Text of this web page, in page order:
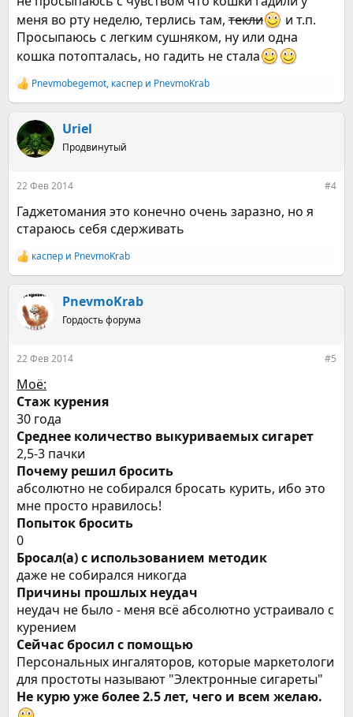
меня во рту неделю, терлись там, текли
и т.п.
Просыпаюсь с легким сушняком, ну или одна
кошка потопталась, но гадить не стала
Р
е
к
ц
и
Pnevmobegemot, каспер и PnevmoKrab
Uriel
Продвинутый
22 Фев 2014 #4
Гаджетомания это конечно очень заразно, но я
стараюсь себя сдерживать
Р
е
ц
каспер и PnevmoKrab
PnevmoKrab
Гордость форума
22 Фев 2014 #5
Моё:
Стаж курения
30 года
Среднее количество выкуриваемых сигарет
2,5-3 пачки
Почему решил бросить
абсолютно не собирался бросать курить, ибо это
мне просто нравилось!
Попыток бросить
0
Бросал(а) с использованием методик
даже не собирался никогда
Причины прошлых неудач
неудач не было - меня всё абсолютно устраивало с
курением
Сейчас бросил с помощью
Персональных ингаляторов, которые маркетологи
для простоты называют "Электронные сигареты"
Не курю уже более 2.5 лет, чего и всем желаю.